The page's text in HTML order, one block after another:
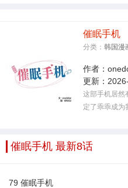
催眠手机
分类： 韩国漫
作者：
更新：
这部手机居然
定了乖乖成为
催眠手机 最新8话
79 催眠手机